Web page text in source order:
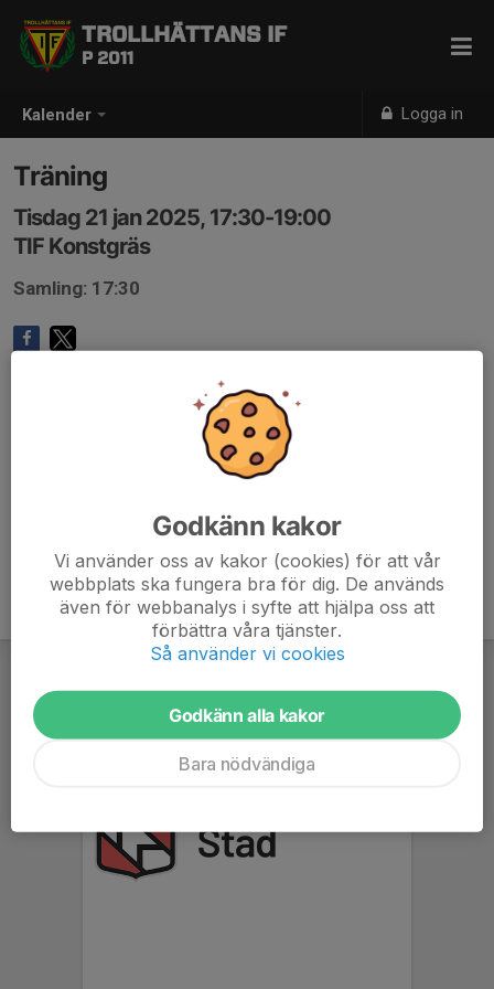
Kalender Logga in
TROLLHÄTTANS IF
P 2011
Träning
Tisdag 21 jan 2025, 17:30-19:00
TIF Konstgräs
Samling: 17:30
Godkänn kakor
Vi använder oss av kakor (cookies) för att vår
webbplats ska fungera bra för dig. De används
även för webbanalys i syfte att hjälpa oss att
förbättra våra tjänster.
Så använder vi cookies
Godkänn alla kakor
Bara nödvändiga